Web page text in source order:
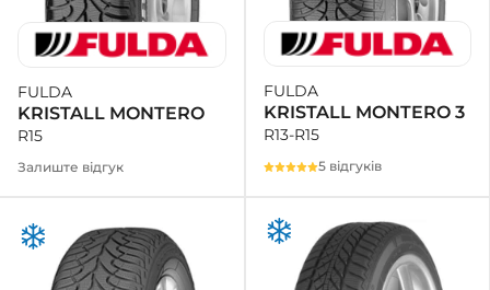
+38 (077) 7-184-184
- Донецьке шосе
+38 (050)-911-911-2
- Щепкіна
+38 (099)-643-33-77
- Тополь
FULDA
KRISTALL MONTERO
R15
Залиште відгук
FULDA
KRISTALL MONTERO 3
R13-R15
5 відгуків